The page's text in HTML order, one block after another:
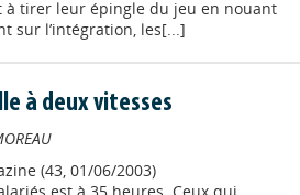
à tirer leur épingle du jeu en nouant
sur l’intégration, les[...]
à deux vitesses
(43, 01/06/2003)